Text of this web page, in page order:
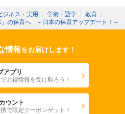
ジネス・実用 〉 学術・語学 〉 教育 〉
の保育へ ～日本の保育アップデート！～
情報をお届けします！
アプリ
お得情報を受け取ろう！
ウント
で限定クーポンゲット！